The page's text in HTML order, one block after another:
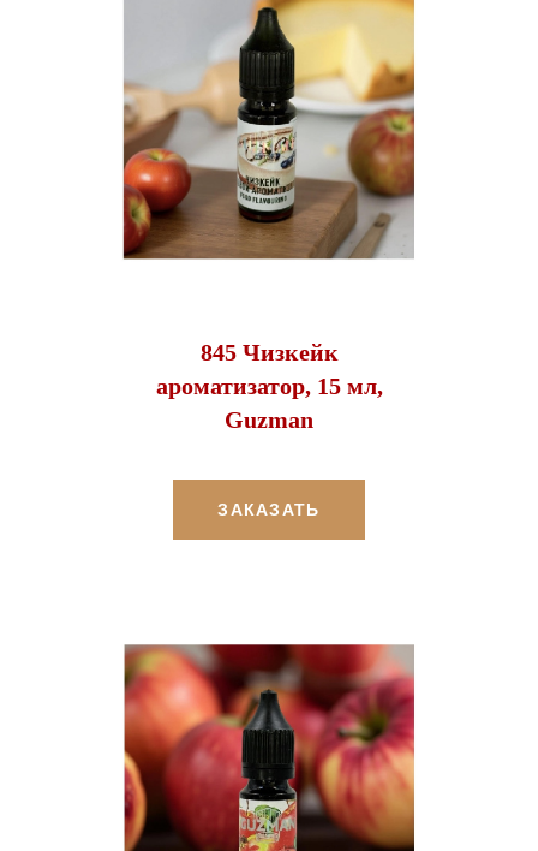
845 Чизкейк
ароматизатор, 15 мл,
Guzman
ЗАКАЗАТЬ